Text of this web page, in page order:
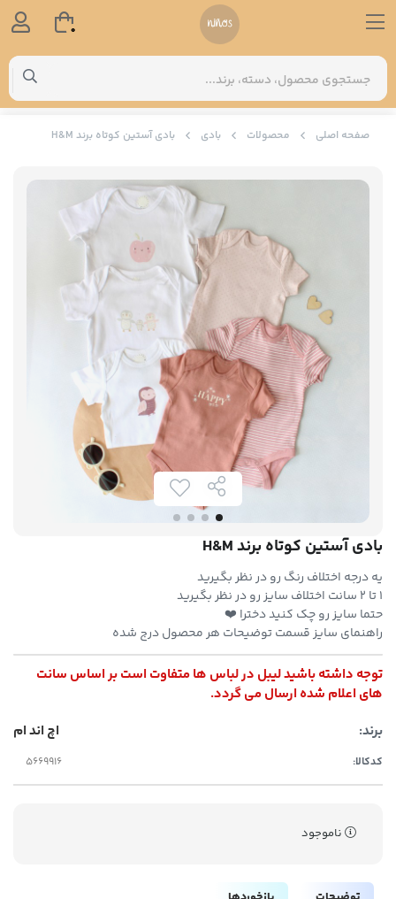
صفحه اصلی محصولات بادی بادی آستین کوتاه برند H&M
بادی آستین کوتاه برند H&M
یه درجه اختلاف رنگ رو در نظر بگیرید
۱ تا ۲ سانت اختلاف سایز رو در نظر بگیرید
حتما سایز رو چک کنید دخترا ❤️
راهنمای سایز قسمت توضیحات هر محصول درج شده
توجه داشته باشید لیبل در لباس ها متفاوت است بر اساس سانت
های اعلام شده ارسال می گردد.
برند:
اچ اند ام
کدکالا:
ناموجود
0